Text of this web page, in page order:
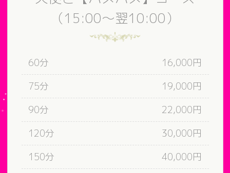
（15:00～翌10:00）
60分
16,000円
75分
19,000円
90分
22,000円
120分
30,000円
150分
40,000円